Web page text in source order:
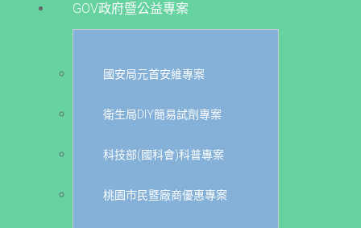
GOV政府暨公益專案
國安局元首安維專案
衛生局DIY簡易試劑專案
科技部(國科會)科普專案
桃園市民暨廠商優惠專案